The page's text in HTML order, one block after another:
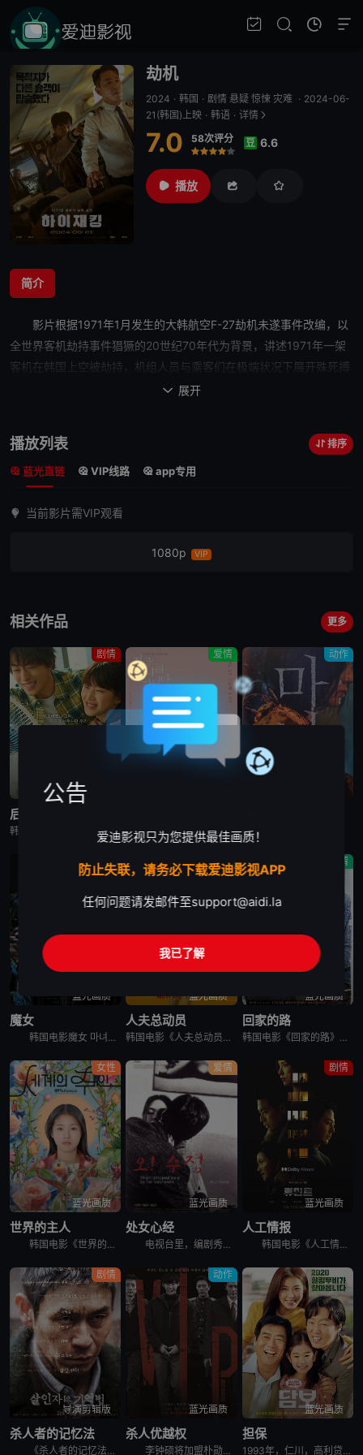
劫机
2024 · 韩国 · 剧情 悬疑 惊悚 灾难 · 2024-06-
21(韩国)上映 · 韩语 · 详情
7.0 58次评分
很差
较差
还行推荐力荐
豆 6.6
播放
简介
影片根据1971年1月发生的大韩航空F-27劫机未遂事件改编，以
全世界客机劫持事件猖獗的20世纪70年代为背景，讲述1971年一架
客机在韩国上空被劫持，机组人员与乘客们在极端状况下展开殊死搏
 展开
播放列表 排序
蓝光直链 VIP线路 app专用
当前影片需VIP观看
1080p VIP
相关作品 更多
剧情
高清中字
后来的我们
韩国电影《后来的我们》又名：之后的我们(台),后来的我们韩国版,Once We Were Us,만약에 우리，讲述了：在开往家乡的客运上，恩浩（具教焕 饰）遇见了休学后下定决心要前往某处的正媛（文佳煐
爱情
现在去见你 지금 만나러 갑니다，英文名为Be with You，是2018年上映的韩国剧情电影。本片根据市川拓司小说《相约在雨季》改编，苏志燮和孙艺珍主演，讲述男子(苏志燮饰)的妻子秀雅(孙艺珍
动作
动作
蓝光画质
魔女
韩国电影魔女 마녀讲述了10年前在一起奇怪的事故中独自生还的失忆少女子允，在一对老夫妇的抚养下长大。为了贴补家用，子允参加了某档电视节目，但让她没想到的是，就在节目播出后，开始有各种奇怪的人出现在
剧情
蓝光画质
人夫总动员
韩国电影《人夫总动员》讲述了，资深缉毒警黄忠植被困多年的贩毒团伙突然反扑，前妻诗奈惨遭绑架，沦为犯罪组织要挟他的筹码。摆在他面前的，只有一条险路：和诗奈的现任丈夫李敏锡联手救人。李敏锡看似是文弱的兽医
剧情
蓝光画质
回家的路
韩国电影《回家的路》讲述了，金宗裴（高修 饰）和宋静妍（全度妍 饰）是一对平凡的夫妇，他们共同经营一家汽车修理店，并育有可爱的女儿慧琳。生活固然快乐，但是不免狂风暴雨的侵袭。宗裴曾给朋友秀载作担保，但
女性
蓝光画质
世界的主人
韩国电影《世界的主人》讲述了，珠仁17岁的时光，是热切投入青涩的恋爱，和好友打闹笑谈对性的好奇，替任职幼儿园校长的甩碌阿妈善后，闲时练跆拳道和做义工挥洒满身活力。某日，同学发起联署，反对出狱在即的
爱情
蓝光画质
处女心经
电视台里，编剧秀贞（李恩珠 饰）爱上了有妇之夫的制片永硕（文成根 饰）。永硕的独立电影需要投资，秀贞便与永硕来到了永硕朋友杰勋（韩明求 饰）的画廊。这位朋友却对秀贞很感兴趣，更希望秀贞能成为自己的
剧情
蓝光画质
人工情报
韩国电影《人工情报》讲述了，韩国国情院特工赵科长，奉命追查跨国犯罪集团，循着牺牲情报员的线索前往俄罗斯符拉迪沃斯托克，意外与朝鲜特工朴健狭路相逢。两人围绕核心情报源蔡善花展开博弈，却同时被各自国家
剧情
导演剪辑版
杀人者的记忆法
《杀人者的记忆法》导演剪辑版讲述的是：安静的医院内，一名半百老人正向警察供述他日记中的罪行。老人名叫金炳秀（薛景求 饰），童年时代的黑暗经历让他性格扭曲，当亲手杀死了禽兽父亲后，生活似乎朝着更好的
动作
蓝光画质
杀人优越权
李钟硕将加盟朴勋政执导新片[VIP]。韩国电影《杀人优越权》讲述朝鲜某高官儿子在世界各国连续杀人，韩朝两国警方以及国际刑警对其进行追捕。李钟硕在片中饰演被追捕的连环杀人犯，这也是欧巴首次挑战反派角
蓝光画质
担保
1993年，仁川，高利贷追讨者头石（成东日饰）和宗培（金熙元饰）想从明子（金允珍饰）处拿回欠款，却因为明子的窘迫只得将她的女儿承利（朴昭怡饰）带走作为担保。因为被人举报，作为非法滞留者的明子遭到驱逐，
公告
爱迪影视只为您提供最佳画质！
防止失联，请务必下载爱迪影视APP
任何问题请发邮件至support@aidi.la
我已了解